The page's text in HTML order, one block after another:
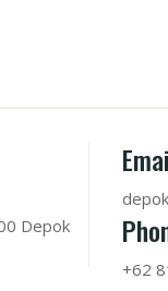
Depok
+62